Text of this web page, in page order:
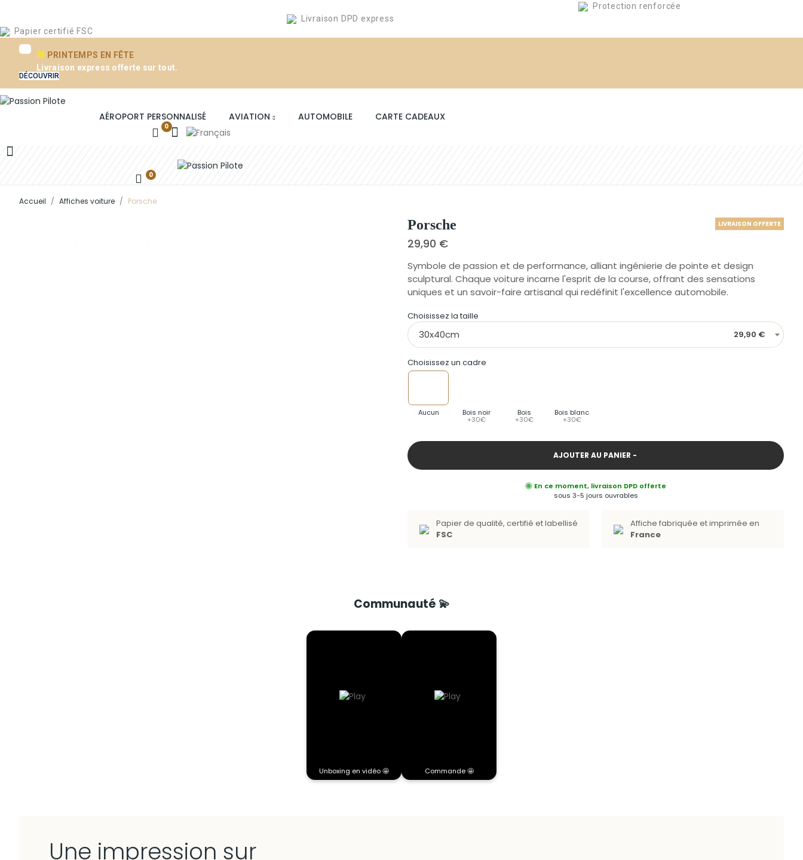
Protection renforcée
Livraison DPD express
Papier certifié FSC
🎁 PRINTEMPS EN FÊTE
Livraison express offerte sur tout.
DÉCOUVRIR
AÉROPORT PERSONNALISÉ AVIATION AUTOMOBILE CARTE CADEAUX
0
0
Accueil Affiches voiture Porsche
Porsche LIVRAISON OFFERTE
29,90 €
Symbole de passion et de performance, alliant ingénierie de pointe et design
sculptural. Chaque voiture incarne l'esprit de la course, offrant des sensations
uniques et un savoir-faire artisanal qui redéfinit l'excellence automobile.
Choisissez la taille
30x40cm 29,90 €
Choisissez un cadre
Aucun Bois noir
+30€
Bois
+30€
Bois blanc
+30€
AJOUTER AU PANIER -
En ce moment, livraison DPD offerte
sous 3-5 jours ouvrables
Papier de qualité, certifié et labellisé
FSC
Affiche fabriquée et imprimée en
France
Communauté 💫
Unboxing en vidéo 🤩 Commande 🤩
Une impression sur